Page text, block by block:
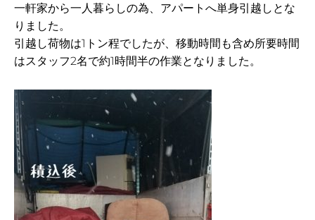
一軒家から一人暮らしの為、アパートへ単身引越しとな
りました。
引越し荷物は1トン程でしたが、移動時間も含め所要時間
はスタッフ2名で約1時間半の作業となりました。